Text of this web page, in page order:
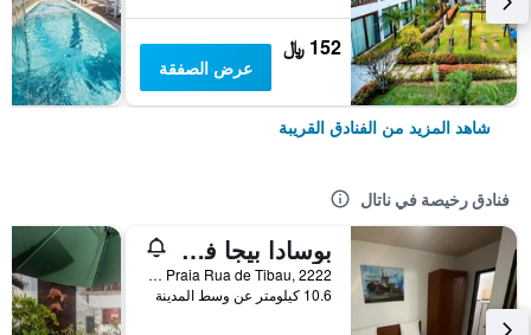
152 ﷼
عرض الصفقة
شاهد المزيد من الفنادق القريبة
فنادق رخيصة في ناتال
بوسادا بيجا فلور
Av. Praia Rua de Tibau, 2222, ناتال, البرازيل
10.6 كيلومتر عن وسط المدينة